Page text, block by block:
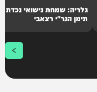
גלריה: שמחת נישואי נכדת
תימן הגר"י רצאבי